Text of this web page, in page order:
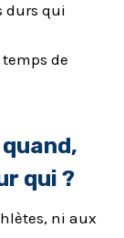
durs qui
de
qui ?
ni aux